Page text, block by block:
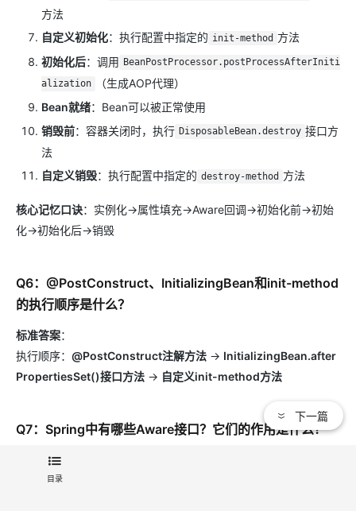
方法
自定义初始化：执行配置中指定的 init-method 方法
初始化后：调用 BeanPostProcessor.postProcessAfterIniti
alization
（生成AOP代理）
Bean就绪：Bean可以被正常使用
销毁前：容器关闭时，执行 DisposableBean.destroy 接口方
法
自定义销毁：执行配置中指定的 destroy-method 方法
核心记忆口诀：实例化→属性填充→Aware回调→初始化前→初始
化→初始化后→销毁
Q6：@PostConstruct、InitializingBean和init-method
的执行顺序是什么？
标准答案：
执行顺序： @PostConstruct注解方法 → InitializingBean.after
PropertiesSet()接口方法 → 自定义init-method方法
Q7：Spring中有哪些Aware接口？它们的作用是什么？
标准答案：
目录
下一篇